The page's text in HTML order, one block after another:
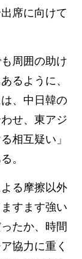
席に向けて
周囲の助け
るように、
、中日韓の
せ、東アジ
相互疑い」
。
る摩擦以外
すます強い
たか、時間
協力に重く